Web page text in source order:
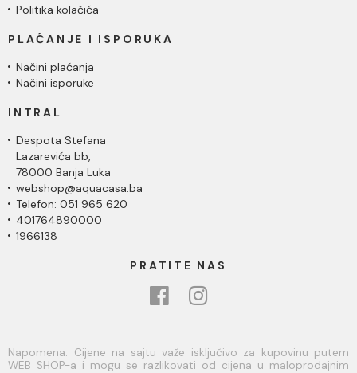
Politika kolačića
PLAĆANJE I ISPORUKA
Načini plaćanja
Načini isporuke
INTRAL
Despota Stefana
Lazarevića bb,
78000 Banja Luka
webshop@aquacasa.ba
Telefon: 051 965 620
401764890000
1966138
PRATITE NAS
Napomena: Cijene na sajtu važe isključivo za kupovinu putem
WEB SHOP-a i mogu se razlikovati od cijena u maloprodajnim